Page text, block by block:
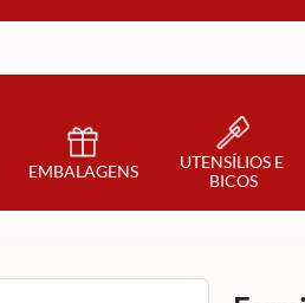
EMBALAGENS
UTENSÍLIOS E
BICOS